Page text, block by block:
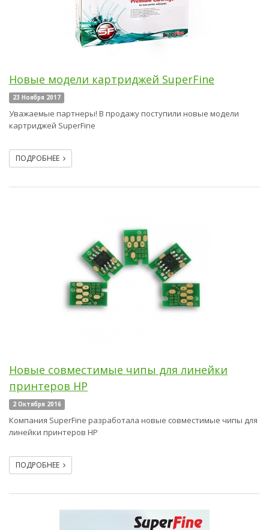
Новые модели картриджей SuperFine
23 Ноября 2017
Уважаемые партнеры! В продажу поступили новые модели
картриджей SuperFine
ПОДРОБНЕЕ
Новые совместимые чипы для линейки
принтеров HP
2 Октября 2016
Компания SuperFine разработала новые совместимые чипы для
линейки принтеров HP
ПОДРОБНЕЕ